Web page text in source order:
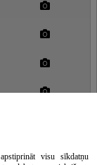
visu sīkdatņu